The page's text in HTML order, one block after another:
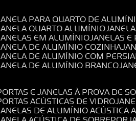
JANELA PARA QUARTO DE
JANELA QUARTO ALUMÍNIO
JANELAS EM ALUMÍNIO JANELAS
JANELA DE ALUMÍNIO COZINHA
JANELA DE ALUMÍNIO COM
JANELA DE ALUMÍNIO BRANCO
PORTAS E JANELAS À PROVA DE
PORTAS ACÚSTICAS DE VIDRO
JANELAS DE ALUMÍNIO ACÚSTICA